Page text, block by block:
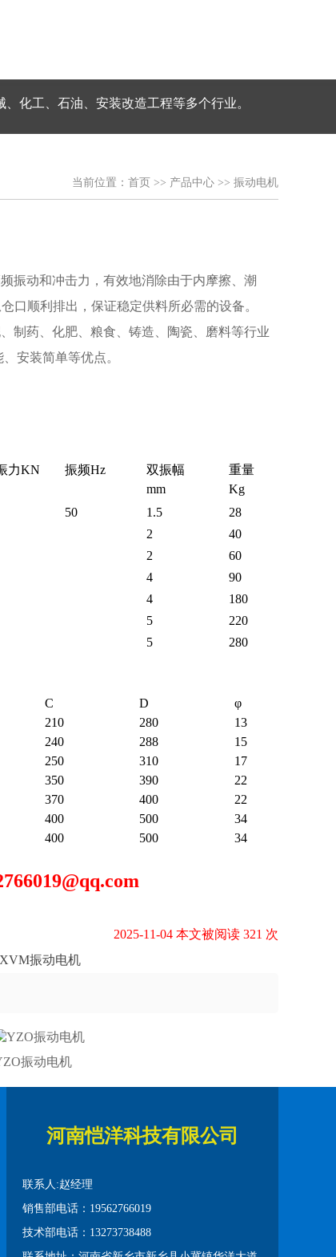
化工、石油、安装改造工程等多个行业。
当前位置： 首页 >> 产品中心 >> 振动电机
动和冲击力，有效地消除由于内摩擦、潮
口顺利排出，保证稳定供料所必需的设备。
制药、化肥、粮食、铸造、陶瓷、磨料等行业
安装简单等优点。
力KN 振频Hz
双振幅
mm
重量
Kg
50 1.5
28
2
40
2
60
4
90
4
180
5
220
5 280
C D
φ
210 280
13
240 288
15
250 310
17
350 390
22
370 400
22
400 500
34
400 500
34
2025-11-04 本文被阅读 321 次
XVM振动电机
振动电机
河南恺洋科技有限公司
联系人:赵经理
销售部电话：19562766019
技术部电话：13273738488